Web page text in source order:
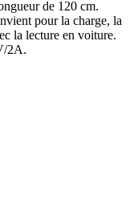
de 120 cm.
pour la charge, la
la lecture en voiture.
2A.